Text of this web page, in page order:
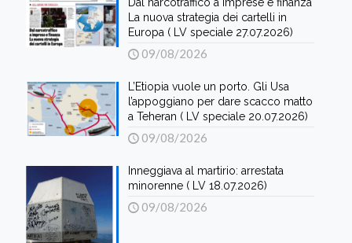
La nuova strategia dei cartelli in
Europa ( LV speciale 27.07.2026)
09/08/2026
L’Etiopia vuole un porto. Gli Usa
l’appoggiano per dare scacco matto
a Teheran ( LV speciale 20.07.2026)
09/08/2026
Inneggiava al martirio: arrestata
minorenne ( LV 18.07.2026)
09/08/2026